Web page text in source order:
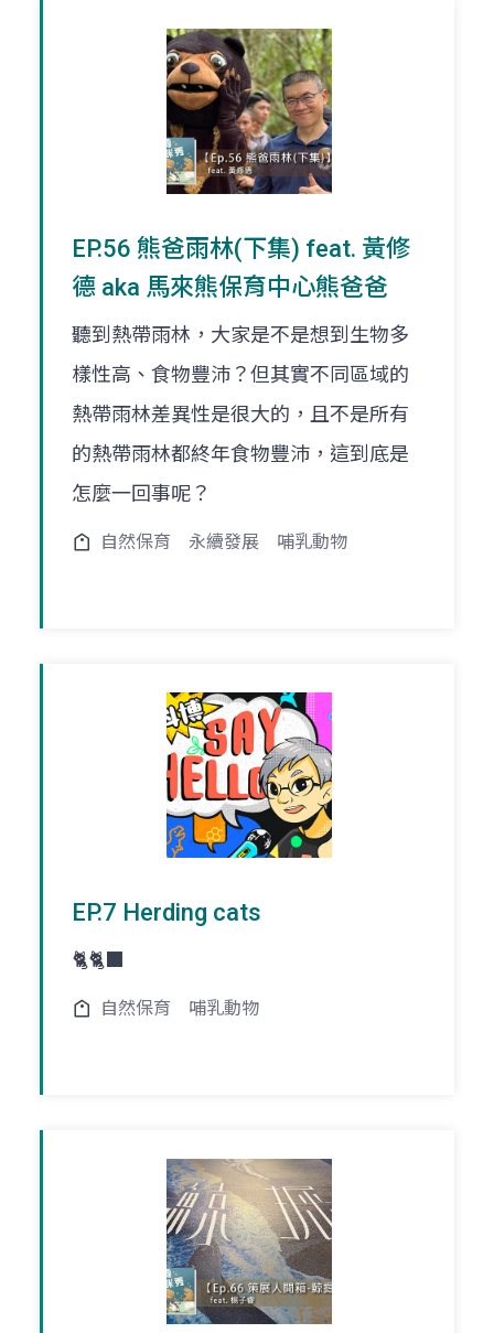
EP.56 熊爸雨林(下集) feat. 黃修
德 aka 馬來熊保育中心熊爸爸
聽到熱帶雨林，大家是不是想到生物多
樣性高、食物豐沛？但其實不同區域的
熱帶雨林差異性是很大的，且不是所有
的熱帶雨林都終年食物豐沛，這到底是
怎麼一回事呢？
自然保育 永續發展 哺乳動物
EP.7 Herding cats
🐈🐈‍⬛
自然保育 哺乳動物